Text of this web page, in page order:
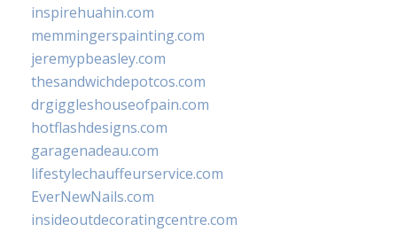
inspirehuahin.com
memmingerspainting.com
jeremypbeasley.com
thesandwichdepotcos.com
drgiggleshouseofpain.com
hotflashdesigns.com
garagenadeau.com
lifestylechauffeurservice.com
EverNewNails.com
insideoutdecoratingcentre.com